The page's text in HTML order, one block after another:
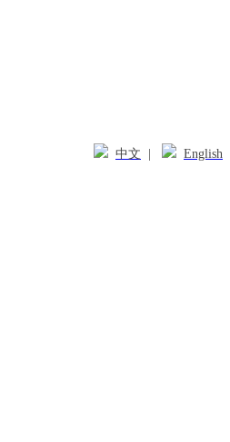
中文 English